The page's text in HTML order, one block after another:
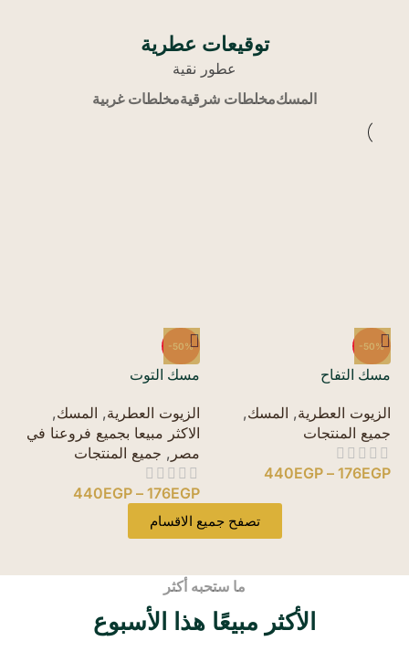
توقيعات عطرية
عطور نقية
المسكمخلطات شرقيةمخلطات غربية
-50%
مسك التفاح
الزيوت العطرية, المسك,
جميع المنتجات
176EGP
–
440EGP
-50%
مسك التوت
الزيوت العطرية, المسك,
الاكثر مبيعا بجميع فروعنا في
مصر , جميع المنتجات
176EGP
–
440EGP
تصفح جميع الاقسام
ما ستحبه أكثر
الأكثر مبيعًا هذا الأسبوع